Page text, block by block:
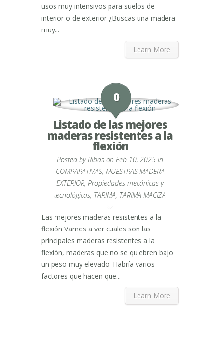
usos muy intensivos para suelos de
interior o de exterior ¿Buscas una madera
muy...
Learn More
0
Listado de las mejores
maderas resistentes a la
flexión
Posted byRibas on Feb 10, 2025 in
COMPARATIVAS, MUESTRAS MADERA
EXTERIOR, Propiedades mecánicas y
tecnológicas, TARIMA, TARIMA MACIZA
Las mejores maderas resistentes a la
flexión Vamos a ver cuales son las
principales maderas resistentes a la
flexión, maderas que no se quiebren bajo
un peso muy elevado. Habría varios
factores que hacen que...
Learn More